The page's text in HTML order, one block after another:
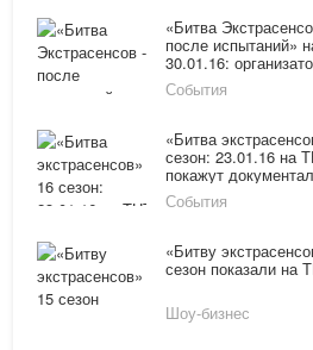
«Битва
после испытаний»
30.01.16:
прольют свет на
моменты 16 сезона
События
«Битва
сезон: 23.01.16 на
покажут
фильм - «Один день
Мэрилин Керро»
События
«Битву
сезон показали на
Шоу-бизнес